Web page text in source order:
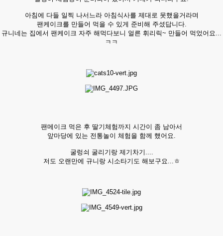
아침에 다들 일찍 나서느라 아침식사를 제대로 못했을거라며
팬케이크를 만들어 먹을 수 있게 준비해 주셨답니다.
규니네는 집에서 팬케이크 자주 해먹다보니 얼른 휘리릭~ 만들어 먹었어요...
ㅋㅋ
팬메이크 먹은 후 딸기체험까지 시간이 좀 남아서
앞마당에 있는 전통놀이 체험을 함께 했어요.
굴렁쇠 굴리기랑 제기차기....
저도 오랜만에 규니랑 시소타기도 해보구요...ㅎ